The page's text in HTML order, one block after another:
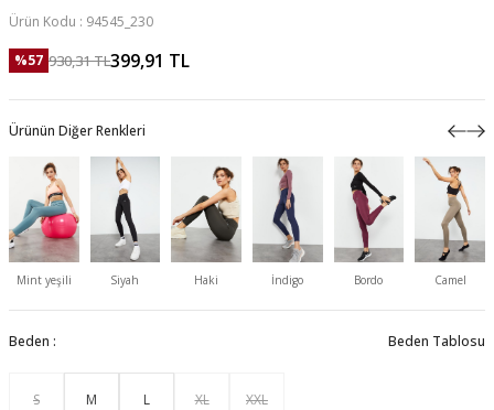
Ürün Kodu : 94545_230
%57 930,31TL399,91 TL
Ürünün Diğer Renkleri
Mint yeşili Siyah Haki İndigo Bordo Camel
Beden : Beden Tablosu
S M L XL XXL